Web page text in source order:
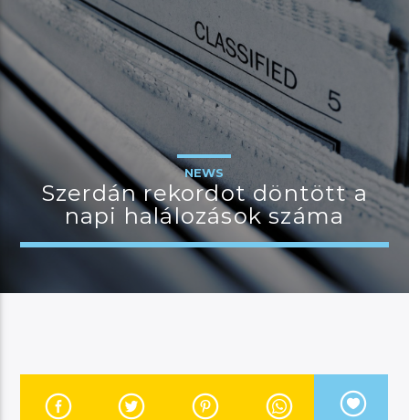
MOST ADÁSBAN
Title
Artist
JELENLEGI MŰSOR
MANNA SELECTION
NEWS
Szerdán rekordot döntött a
napi halálozások száma